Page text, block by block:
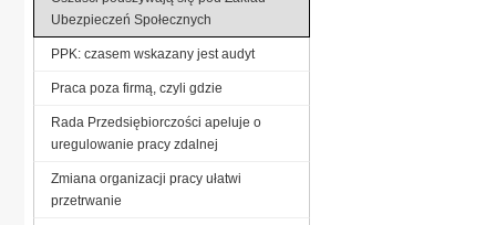
Ubezpieczeń Społecznych
PPK: czasem wskazany jest audyt
Praca poza firmą, czyli gdzie
Rada Przedsiębiorczości apeluje o
uregulowanie pracy zdalnej
Zmiana organizacji pracy ułatwi
przetrwanie